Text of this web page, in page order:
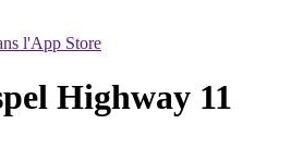
l'App Store
Highway 11